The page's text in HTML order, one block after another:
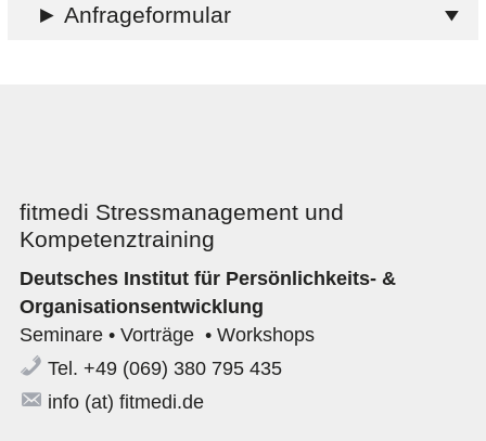
► Anfrageformular
fitmedi Stressmanagement und
Kompetenztraining
Deutsches Institut für Persönlichkeits- &
Organisationsentwicklung
Seminare • Vorträge • Workshops
Tel. +49 (069) 380 795 435
info (at) fitmedi.de